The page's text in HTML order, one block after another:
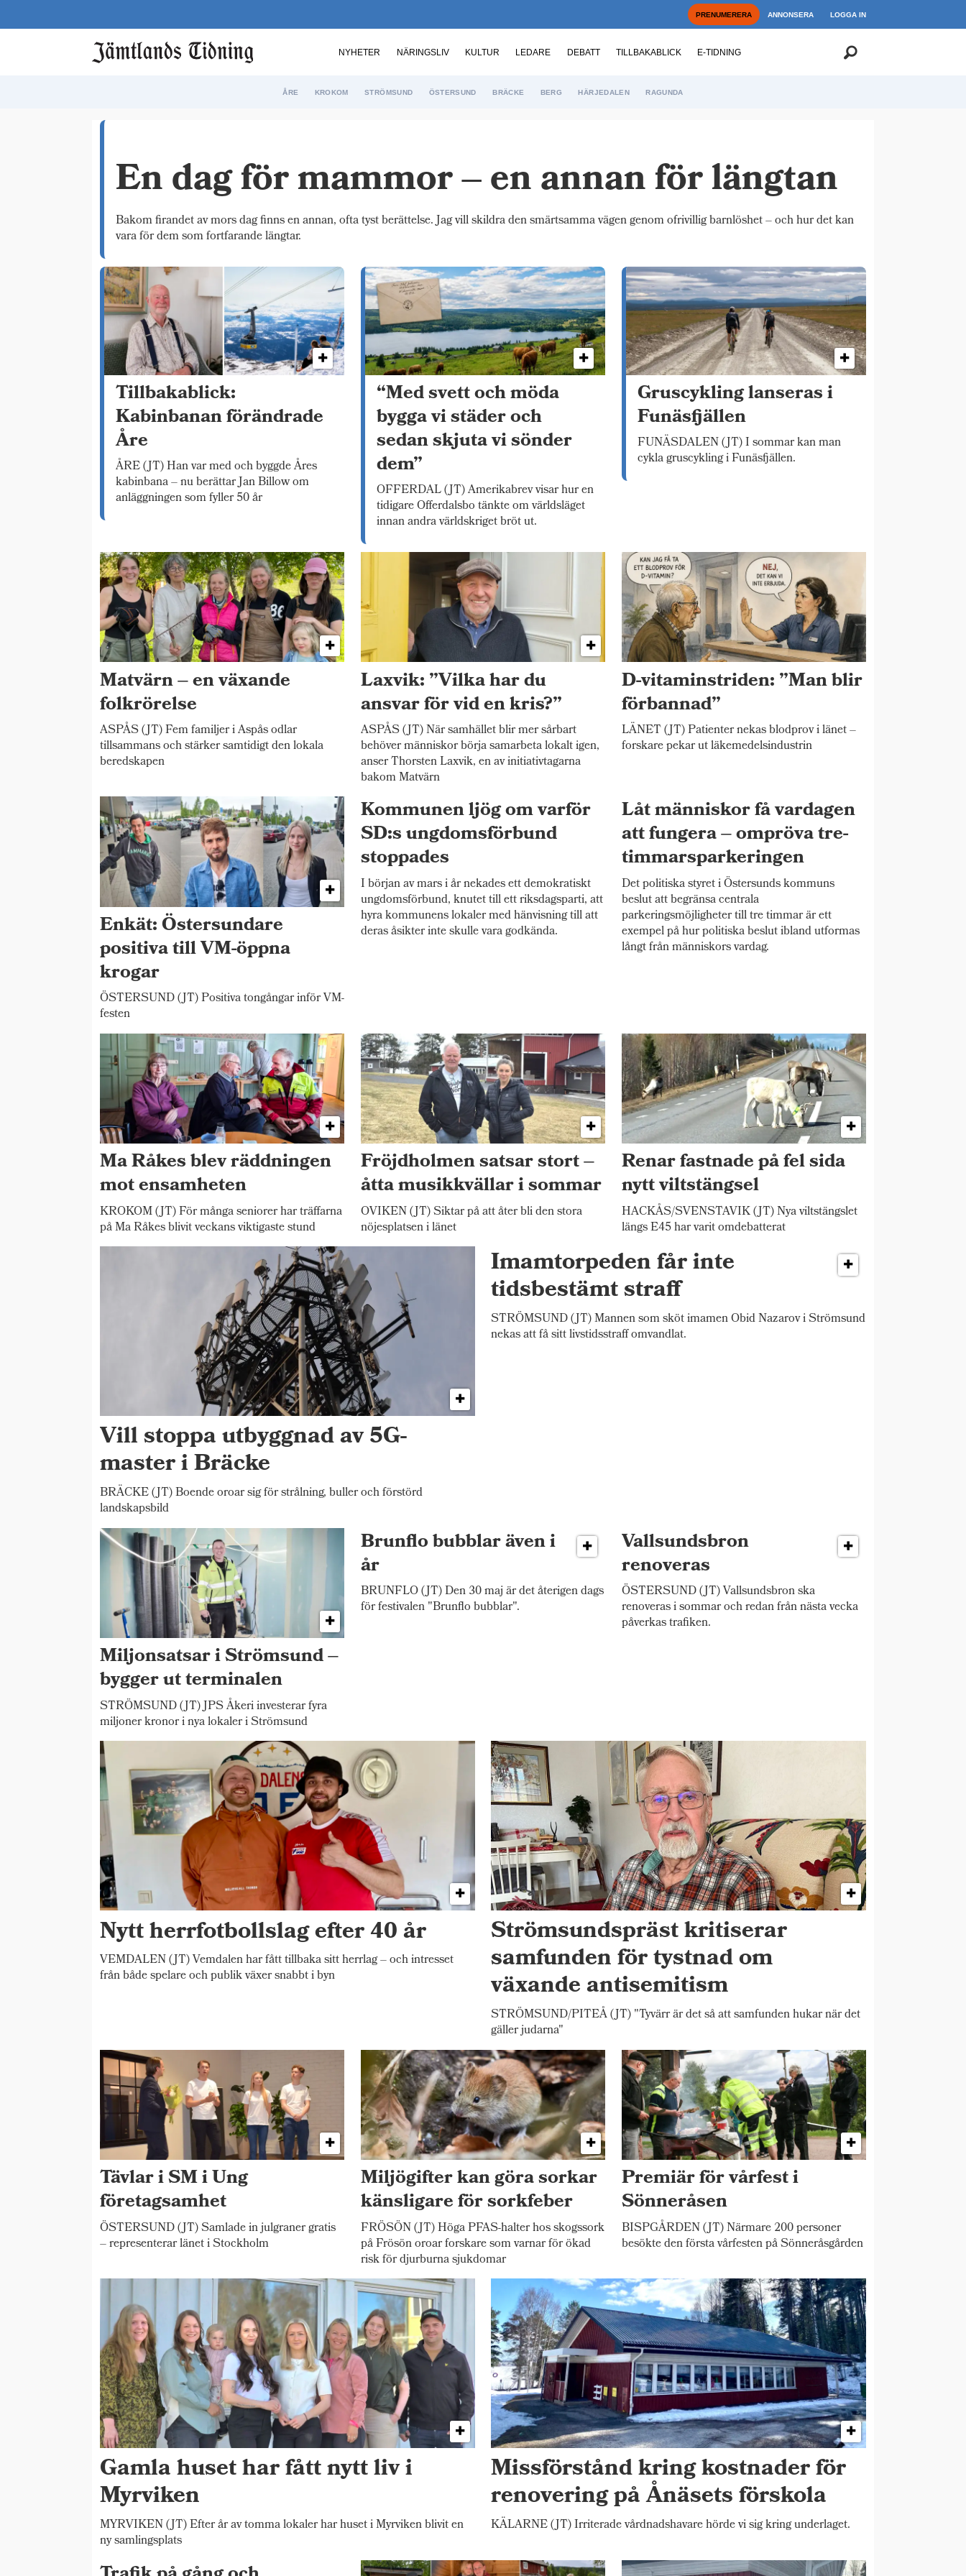
PRENUMERERA ANNONSERA LOGGA IN
NYHETER NÄRINGSLIV KULTUR LEDARE DEBATT TILLBAKABLICK E-TIDNING
ÅRE KROKOM STRÖMSUND ÖSTERSUND BRÄCKE BERG HÄRJEDALEN RAGUNDA
En dag för mammor – en annan för längtan
Bakom firandet av mors dag finns en annan, ofta tyst berättelse. Jag vill skildra den smärtsamma vägen genom ofrivillig barnlöshet – och hur det kan
vara för dem som fortfarande längtar.
Tillbakablick:
Kabinbanan förändrade
Åre
ÅRE (JT) Han var med och byggde Åres
kabinbana – nu berättar Jan Billow om
anläggningen som fyller 50 år
“Med svett och möda
bygga vi städer och
sedan skjuta vi sönder
dem”
OFFERDAL (JT) Amerikabrev visar hur en
tidigare Offerdalsbo tänkte om världsläget
innan andra världskriget bröt ut.
Gruscykling lanseras i
Funäsfjällen
FUNÄSDALEN (JT) I sommar kan man
cykla gruscykling i Funäsfjällen.
Matvärn – en växande
folkrörelse
ASPÅS (JT) Fem familjer i Aspås odlar
tillsammans och stärker samtidigt den lokala
beredskapen
Laxvik: ”Vilka har du
ansvar för vid en kris?”
ASPÅS (JT) När samhället blir mer sårbart
behöver människor börja samarbeta lokalt igen,
anser Thorsten Laxvik, en av initiativtagarna
bakom Matvärn
D-vitaminstriden: ”Man blir
förbannad”
LÄNET (JT) Patienter nekas blodprov i länet –
forskare pekar ut läkemedelsindustrin
Enkät: Östersundare
positiva till VM-öppna
krogar
ÖSTERSUND (JT) Positiva tongångar inför VM-
festen
Kommunen ljög om varför
SD:s ungdomsförbund
stoppades
I början av mars i år nekades ett demokratiskt
ungdomsförbund, knutet till ett riksdagsparti, att
hyra kommunens lokaler med hänvisning till att
deras åsikter inte skulle vara godkända.
Låt människor få vardagen
att fungera – ompröva tre-
timmarsparkeringen
Det politiska styret i Östersunds kommuns
beslut att begränsa centrala
parkeringsmöjligheter till tre timmar är ett
exempel på hur politiska beslut ibland utformas
långt från människors vardag.
Ma Råkes blev räddningen
mot ensamheten
KROKOM (JT) För många seniorer har träffarna
på Ma Råkes blivit veckans viktigaste stund
Fröjdholmen satsar stort –
åtta musikkvällar i sommar
OVIKEN (JT) Siktar på att åter bli den stora
nöjesplatsen i länet
Renar fastnade på fel sida
nytt viltstängsel
HACKÅS/SVENSTAVIK (JT) Nya viltstängslet
längs E45 har varit omdebatterat
Vill stoppa utbyggnad av 5G-
master i Bräcke
BRÄCKE (JT) Boende oroar sig för strålning, buller och förstörd
landskapsbild
Imamtorpeden får inte
tidsbestämt straff
STRÖMSUND (JT) Mannen som sköt imamen Obid Nazarov i Strömsund
nekas att få sitt livstidsstraff omvandlat.
Miljonsatsar i Strömsund –
bygger ut terminalen
STRÖMSUND (JT) JPS Åkeri investerar fyra
miljoner kronor i nya lokaler i Strömsund
Brunflo bubblar även i
år
BRUNFLO (JT) Den 30 maj är det återigen dags
för festivalen "Brunflo bubblar".
Vallsundsbron
renoveras
ÖSTERSUND (JT) Vallsundsbron ska
renoveras i sommar och redan från nästa vecka
påverkas trafiken.
Nytt herrfotbollslag efter 40 år
VEMDALEN (JT) Vemdalen har fått tillbaka sitt herrlag – och intresset
från både spelare och publik växer snabbt i byn
Strömsundspräst kritiserar
samfunden för tystnad om
växande antisemitism
STRÖMSUND/PITEÅ (JT) "Tyvärr är det så att samfunden hukar när det
gäller judarna"
Tävlar i SM i Ung
företagsamhet
ÖSTERSUND (JT) Samlade in julgraner gratis
– representerar länet i Stockholm
Miljögifter kan göra sorkar
känsligare för sorkfeber
FRÖSÖN (JT) Höga PFAS-halter hos skogssork
på Frösön oroar forskare som varnar för ökad
risk för djurburna sjukdomar
Premiär för vårfest i
Sönneråsen
BISPGÅRDEN (JT) Närmare 200 personer
besökte den första vårfesten på Sönneråsgården
Gamla huset har fått nytt liv i
Myrviken
MYRVIKEN (JT) Efter år av tomma lokaler har huset i Myrviken blivit en
ny samlingsplats
Missförstånd kring kostnader för
renovering på Ånäsets förskola
KÄLARNE (JT) Irriterade vårdnadshavare hörde vi sig kring underlaget.